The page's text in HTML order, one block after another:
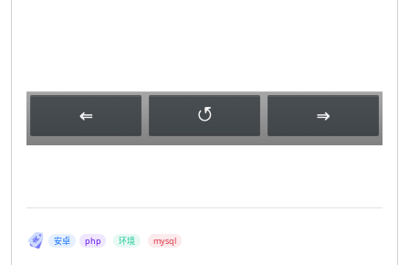
安卓 php 环境 mysql